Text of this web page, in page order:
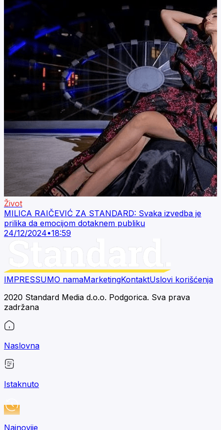
Život
MILICA RAIČEVIĆ ZA STANDARD: Svaka izvedba je
prilika da emocijom dotaknem publiku
24/12/2024•18:59
IMPRESSUMO namaMarketingKontaktUslovi korišćenja
2020 Standard Media d.o.o. Podgorica. Sva prava
zadržana
Naslovna
Istaknuto
Najnovije